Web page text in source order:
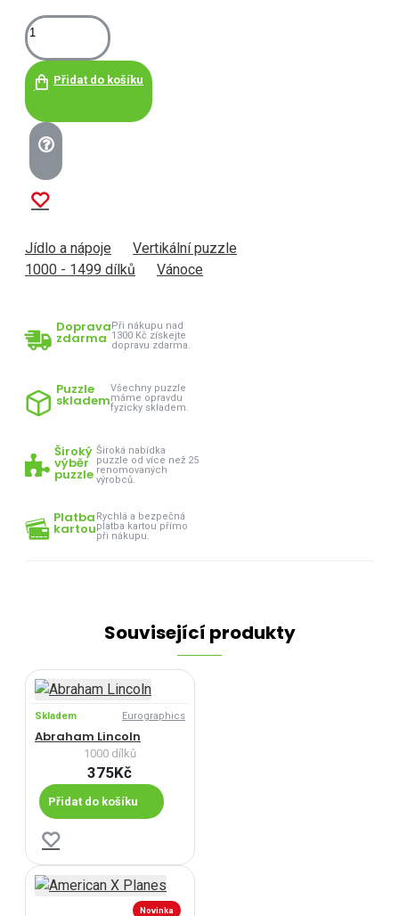
Přidat do košíku
Jídlo a nápoje
Vertikální puzzle
1000 - 1499 dílků
Vánoce
Doprava
zdarma
Při nákupu nad
1300 Kč získejte
dopravu zdarma.
Puzzle
skladem
Všechny puzzle
máme opravdu
fyzicky skladem.
Široký
výběr
puzzle
Široká nabídka
puzzle od více než 25
renomovaných
výrobců.
Platba
kartou
Rychlá a bezpečná
platba kartou přímo
při nákupu.
Související produkty
Skladem Eurographics
Abraham Lincoln
1000 dílků
375Kč
Přidat do košíku
Novinka